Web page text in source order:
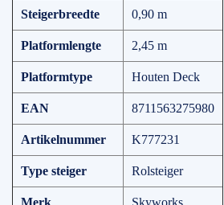
Steigerbreedte 0,90 m
Platformlengte 2,45 m
Platformtype Houten Deck
EAN 8711563275980
Artikelnummer K777231
Type steiger Rolsteiger